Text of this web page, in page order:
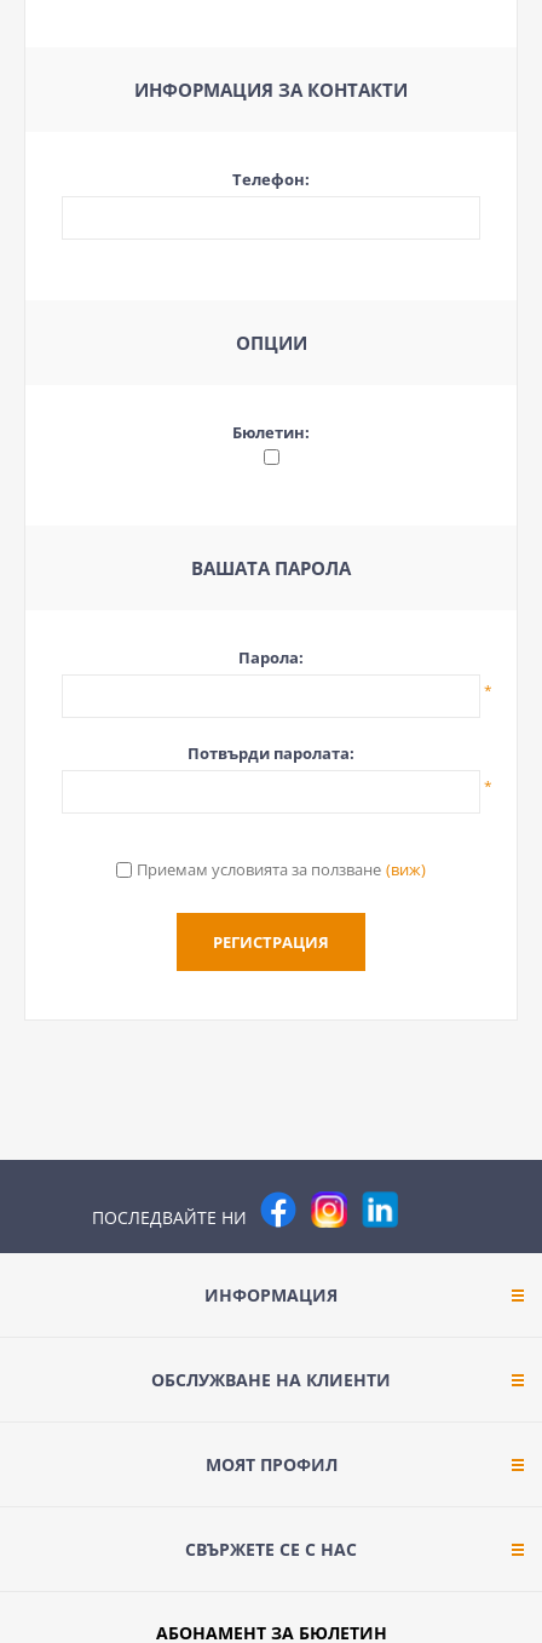
ИНФОРМАЦИЯ ЗА КОНТАКТИ
Телефон:
ОПЦИИ
Бюлетин:
ВАШАТА ПАРОЛА
Парола:
*
Потвърди паролата:
*
Приемам условията за ползване (виж)
ПОСЛЕДВАЙТЕ НИ
ИНФОРМАЦИЯ
ОБСЛУЖВАНЕ НА КЛИЕНТИ
МОЯТ ПРОФИЛ
СВЪРЖЕТЕ СЕ С НАС
АБОНАМЕНТ ЗА БЮЛЕТИН